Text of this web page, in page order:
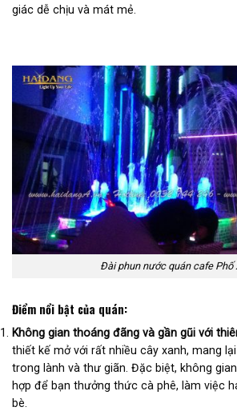
giác dễ chịu và mát mẻ.
Đài phun nước quán cafe Phố
Điểm nổi bật của quán:
Không gian thoáng đãng và gần gũi với
thiết kế mở với rất nhiều cây xanh, mang
trong lành và thư giãn. Đặc biệt, không
hợp để bạn thưởng thức cà phê, làm việc
bè.